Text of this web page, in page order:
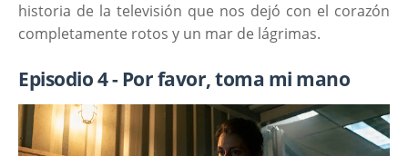
historia de la televisión que nos dejó con el corazón
completamente rotos y un mar de lágrimas.
Episodio 4 - Por favor, toma mi mano